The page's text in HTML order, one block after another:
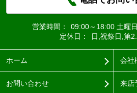
営業時間：
09:00～18:00 土曜
定休日：
日,祝祭日,第
ホーム 会社
お問い合わせ 来店